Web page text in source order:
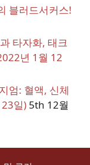
블러드서커스!
타자화, 태크
년 1월 12
엄: 혈액, 신체
일) 5th 12월